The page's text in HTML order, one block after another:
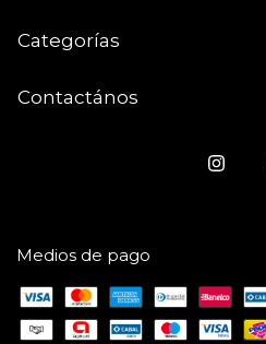
Categorías
Contactános
Medios de pago